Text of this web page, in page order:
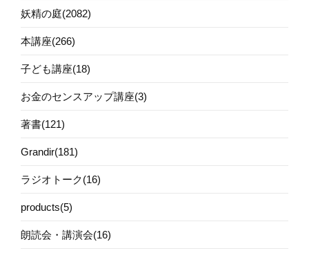
妖精の庭(2082)
本講座(266)
子ども講座(18)
お金のセンスアップ講座(3)
著書(121)
Grandir(181)
ラジオトーク(16)
products(5)
朗読会・講演会(16)